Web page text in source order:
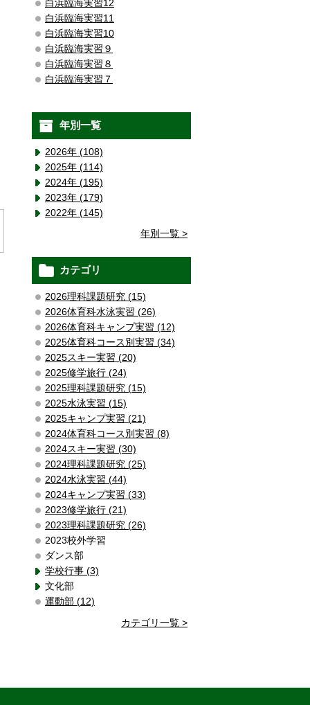
白浜臨海実習12
白浜臨海実習11
白浜臨海実習10
白浜臨海実習９
白浜臨海実習８
白浜臨海実習７
年別一覧
2026年 (108)
2025年 (114)
2024年 (195)
2023年 (179)
2022年 (145)
年別一覧 >
カテゴリ
2026理科課題研究 (15)
2026体育科水泳実習 (26)
2026体育科キャンプ実習 (12)
2025体育科コース別実習 (34)
2025スキー実習 (20)
2025修学旅行 (24)
2025理科課題研究 (15)
2025水泳実習 (15)
2025キャンプ実習 (21)
2024体育科コース別実習 (8)
2024スキー実習 (30)
2024理科課題研究 (25)
2024水泳実習 (44)
2024キャンプ実習 (33)
2023修学旅行 (21)
2023理科課題研究 (26)
2023校外学習
ダンス部
学校行事 (3)
文化部
運動部 (12)
カテゴリ一覧 >